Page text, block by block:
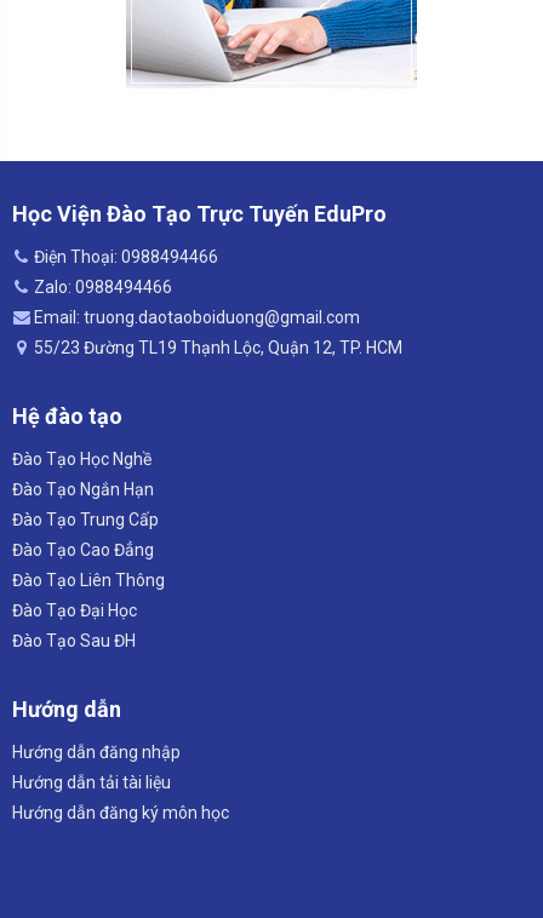
Học Viện Đào Tạo Trực Tuyến EduPro
Điện Thoại: 0988494466
Zalo: 0988494466
Email: truong.daotaoboiduong@gmail.com
55/23 Đường TL19 Thạnh Lộc, Quận 12, TP. HCM
Hệ đào tạo
Đào Tạo Học Nghề
Đào Tạo Ngắn Hạn
Đào Tạo Trung Cấp
Đào Tạo Cao Đẳng
Đào Tạo Liên Thông
Đào Tạo Đại Học
Đào Tạo Sau ĐH
Hướng dẫn
Hướng dẫn đăng nhập
Hướng dẫn tải tài liệu
Hướng dẫn đăng ký môn học